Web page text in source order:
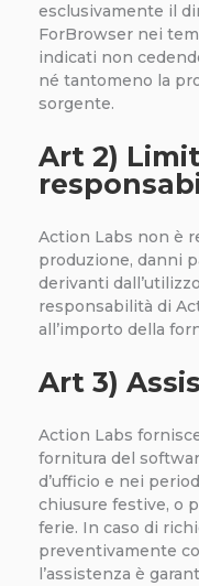
esclusivamente il
ForBrowser nei
indicati non
né tantomeno la
sorgente.
Art 2)
Action Labs non è
produzione, danni
derivanti
responsabilità di
all’importo della
Art 3)
Action Labs
fornitura del
d’ufficio e nei
chiusure festive, o
ferie. In caso di
preventivamente
l’assistenza è